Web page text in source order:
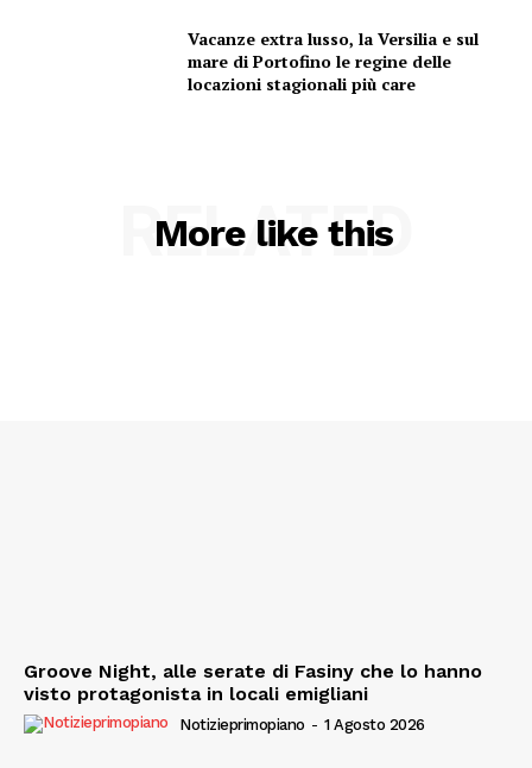
Vacanze extra lusso, la Versilia e sul
mare di Portofino le regine delle
locazioni stagionali più care
More like this
RELATED
Groove Night, alle serate di Fasiny che lo hanno
visto protagonista in locali emigliani
Notizieprimopiano - 1 Agosto 2026